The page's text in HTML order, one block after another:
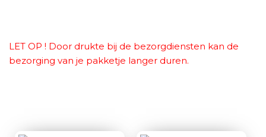
LET OP ! Door drukte bij de bezorgdiensten kan de
bezorging van je pakketje langer duren.